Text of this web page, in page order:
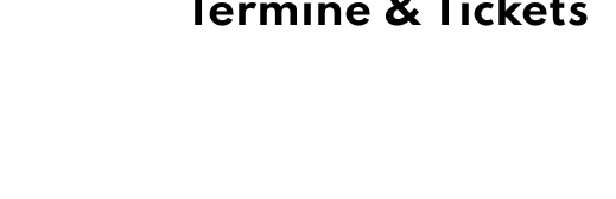
Termine & Tickets